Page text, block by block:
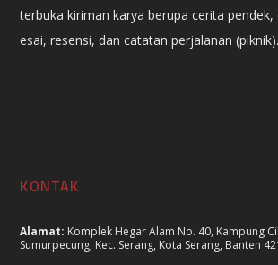
terbuka kiriman karya berupa cerita pendek,
esai, resensi, dan catatan perjalanan (piknik).
KONTAK
Alamat: Komplek Hegar Alam No. 40, Kampung
Sumurpecung, Kec. Serang, Kota Serang, Banten